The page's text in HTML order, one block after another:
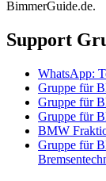
BimmerGuide.de.
Support
WhatsApp:
Gruppe für
Gruppe für
Gruppe für
BMW
Gruppe für